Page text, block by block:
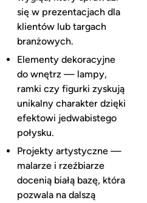
się w prezentacjach dla
klientów lub targach
branżowych.
Elementy dekoracyjne
do wnętrz — lampy,
ramki czy figurki zyskują
unikalny charakter dzięki
efektowi jedwabistego
połysku.
Projekty artystyczne —
malarze i rzeźbiarze
docenią białą bazę, która
pozwala na dalszą